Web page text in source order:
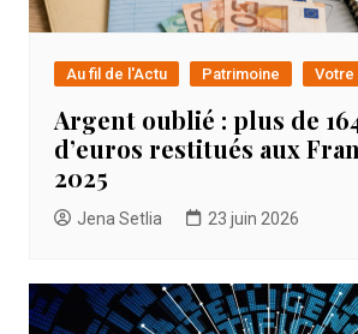
Au fil de l'Actu Patrimoine Votre
Argent oublié : plus de
d’euros restitués aux
2025
Jena Setlia 23 juin 2026